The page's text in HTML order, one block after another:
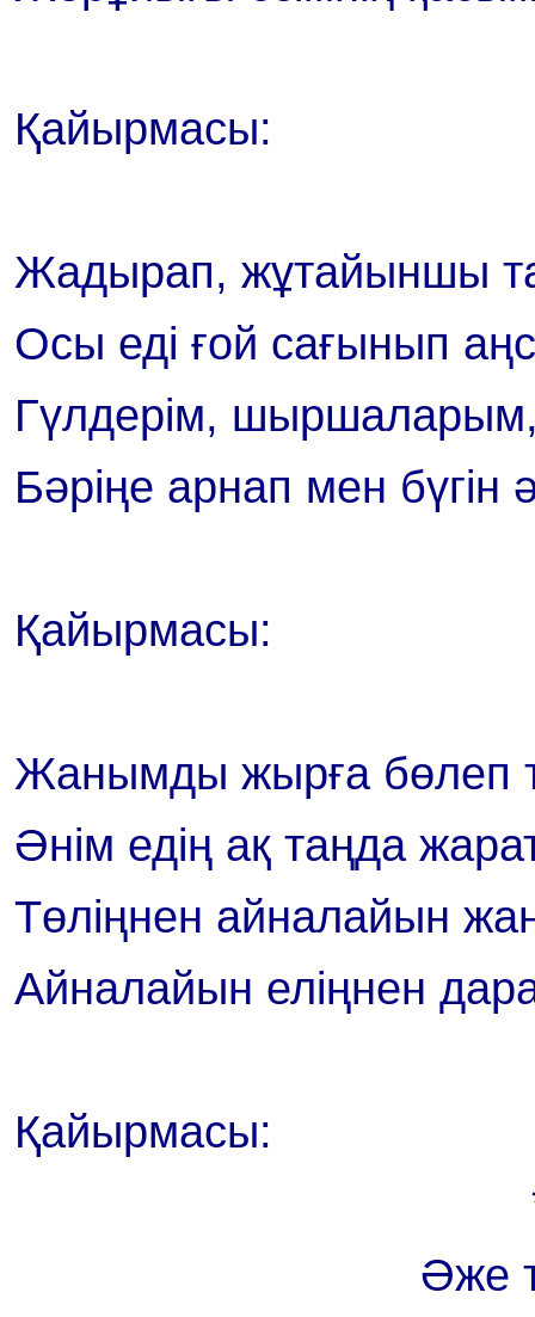
Қайырмасы:
Жадырап, жұтайыншы
Осы еді ғой сағынып
Гүлдерім,
Бәріңе арнап мен
Қайырмасы:
Жанымды жырға бөлеп
Әнім едің ақ таңда
Төліңнен айналайын
Айналайын еліңнен
Қайырмасы:
Әже